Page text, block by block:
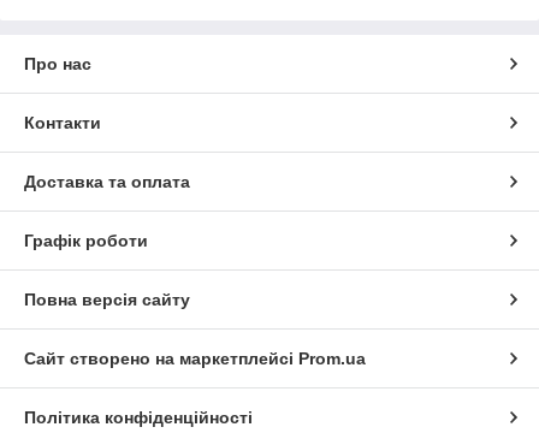
Про нас
Контакти
Доставка та оплата
Графік роботи
Повна версія сайту
Сайт створено на маркетплейсі Prom.ua
Політика конфіденційності